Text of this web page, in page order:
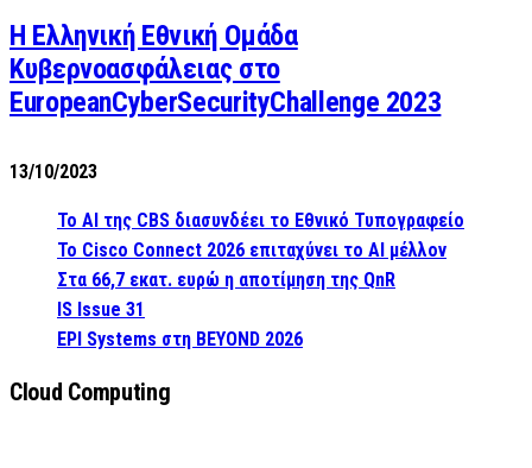
Η Ελληνική Εθνική Ομάδα
Κυβερνοασφάλειας στο
EuropeanCyberSecurityChallenge 2023
13/10/2023
Το AI της CBS διασυνδέει το Εθνικό Τυπογραφείο
Το Cisco Connect 2026 επιταχύνει το AI μέλλον
Στα 66,7 εκατ. ευρώ η αποτίμηση της QnR
IS Issue 31
EPI Systems στη BEYOND 2026
Cloud Computing